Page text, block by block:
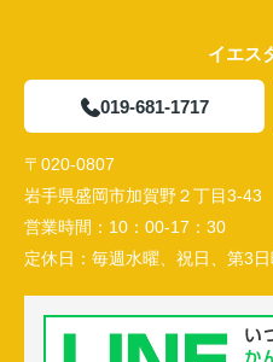
イエス
019-681-1717
〒020-0807
岩手県盛岡市加賀野２丁目3-43
営業時間： 10：00-17：30
定休日： 毎週水曜、祝日、第3